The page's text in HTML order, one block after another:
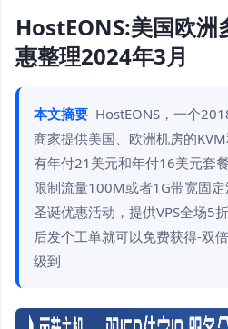
HostEONS:美国欧洲
惠整理2024年3月
本文摘要 HostEONS，一个
商家提供美国、欧洲机房的KVM
有年付21美元和年付16美元套
限制流量100M或者1G带宽固
圣诞优惠活动，提供VPS全场5
后发个工单就可以免费获得-双
级到